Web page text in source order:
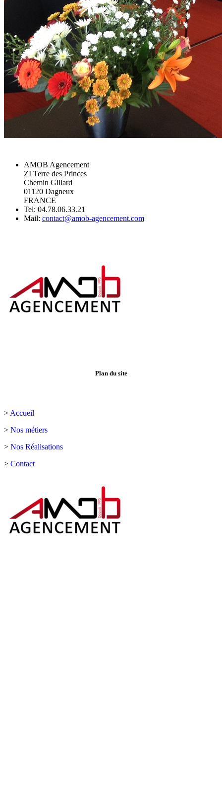
AMOB Agencement
ZI Terre des Princes
Chemin Gillard
01120 Dagneux
FRANCE
Tel: 04.78.06.33.21
Mail: contact@amob-agencement.com
Plan du site
> Accueil
> Nos métiers
> Nos Réalisations
> Contact